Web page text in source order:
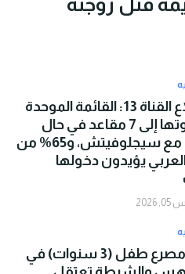
استطلاع القناة 13: القائمة الموحدة
ترفع قوتها إلى 7 مقاعد في حال
التحالف مع سيجلوفيتش، و65% من
يؤيدون دخولها
عرعرة: مصرع طفل (3 سنوات) في